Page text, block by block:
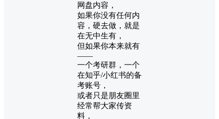
网盘内容，
如果你没有任何内
容，硬去做，就是
在无中生有，
但如果你本来就有
——
一个考研群，一个
在知乎/小红书的备
考账号，
或者只是朋友圈里
经常帮大家传资
料，